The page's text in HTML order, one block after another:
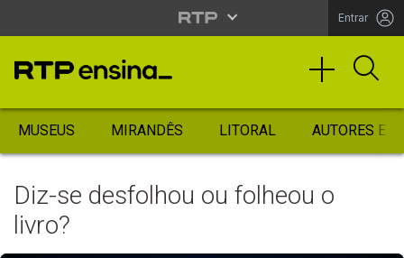
Entrar
MUSEUS MIRANDÊS LITORAL AUTORES
Diz-se desfolhou ou folheou o
livro?